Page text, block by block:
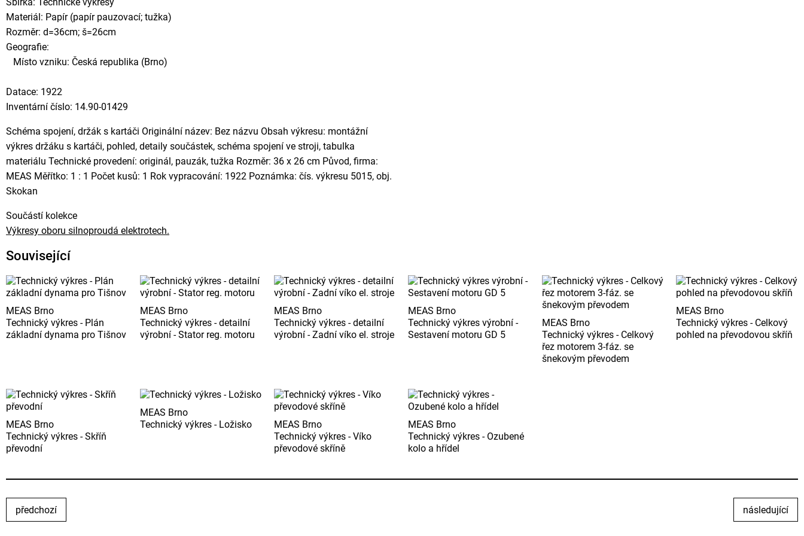
Materiál: Papír (papír pauzovací; tužka)
Rozměr: d=36cm; š=26cm
Geografie:
Místo vzniku: Česká republika (Brno)
Datace: 1922
Inventární číslo: 14.90-01429
Schéma spojení, držák s kartáči Originální název: Bez názvu Obsah výkresu: montážní
výkres držáku s kartáči, pohled, detaily součástek, schéma spojení ve stroji, tabulka
materiálu Technické provedení: originál, pauzák, tužka Rozměr: 36 x 26 cm Původ, firma:
MEAS Měřítko: 1 : 1 Počet kusů: 1 Rok vypracování: 1922 Poznámka: čís. výkresu 5015, obj.
Skokan
Součástí kolekce
Výkresy oboru silnoproudá elektrotech.
Související
MEAS Brno
Technický výkres - Plán
základní dynama pro Tišnov
MEAS Brno
Technický výkres - detailní
výrobní - Stator reg. motoru
MEAS Brno
Technický výkres - detailní
výrobní - Zadní víko el. stroje
MEAS Brno
Technický výkres výrobní -
Sestavení motoru GD 5
MEAS Brno
Technický výkres - Celkový
řez motorem 3-fáz. se
šnekovým převodem
MEAS Brno
Technický výkres - Celkový
pohled na převodovou skříň
MEAS Brno
Technický výkres - Skříň
převodní
MEAS Brno
Technický výkres - Ložisko
MEAS Brno
Technický výkres - Víko
převodové skříně
MEAS Brno
Technický výkres - Ozubené
kolo a hřídel
předchozí následující